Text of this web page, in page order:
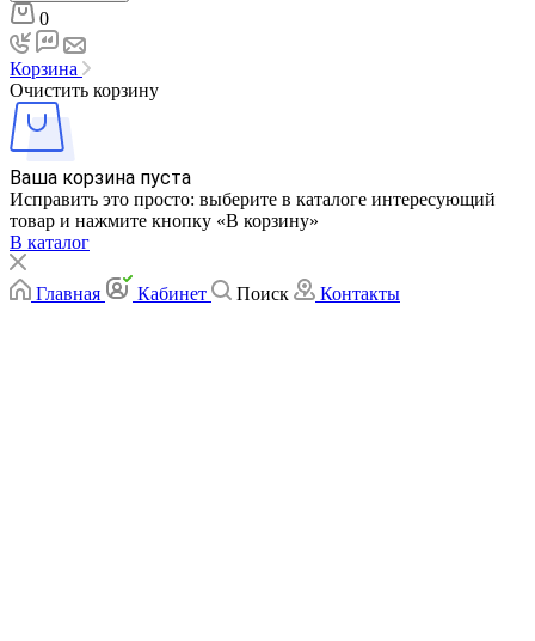
0
Корзина
Очистить корзину
Ваша корзина пуста
Исправить это просто: выберите в каталоге интересующий
товар и нажмите кнопку «В корзину»
В каталог
Главная Кабинет Поиск Контакты